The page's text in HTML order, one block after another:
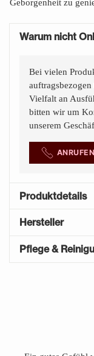
Geborgenheit zu
Warum nicht
Bei vielen
Vielfalt an
bitten wir um
unserem
ANRUFEN
Produktdetails
Hersteller
Pflege &